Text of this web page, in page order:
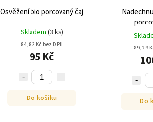
Osvěžení bio porcovaný čaj
Skladem (3 ks)
84,82 Kč bez DPH
95 Kč
Do košíku
89,29
Do